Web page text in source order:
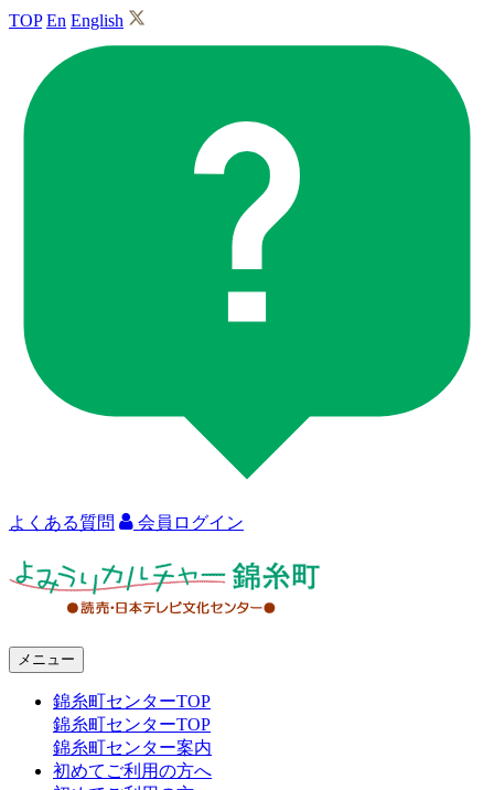
TOP En English
よくある質問 会員ログイン
メニュー
錦糸町センターTOP
錦糸町センターTOP
錦糸町センター案内
初めてご利用の方へ